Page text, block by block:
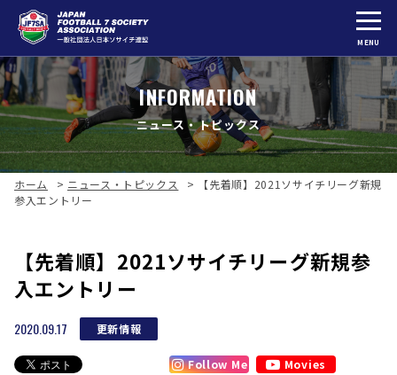
MENU
INFORMATION
ニュース・トピックス
ホーム > ニュース・トピックス >
【先着順】2021ソサイチリーグ新規
参入エントリー
【先着順】2021ソサイチリーグ新規参
入エントリー
2020.09.17 更新情報
Follow Me Movies